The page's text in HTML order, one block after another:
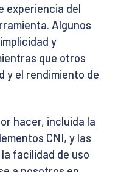
experiencia del
Algunos
y
que otros
y el rendimiento de
hacer, incluida la
CNI, y las
facilidad de uso